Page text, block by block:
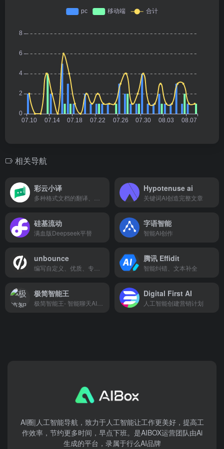
相关导航
彩云小译 Hypotenuse ai
关键词AI创造完整文章
硅基流动
满血版Deepseek平替
字语智能
智能AI创作
unbounce 腾讯 Effidit
智能纠错、文本补全
极简智能王 Digital First AI
人工智能创建营销计划
AI圈|人工智能导航，致力于人工智能让工作更美好，提高工
作效率，节约更多时间，早点下班。是AIBOX运营团队由Ai
生成的平台，录属于行么AI品牌